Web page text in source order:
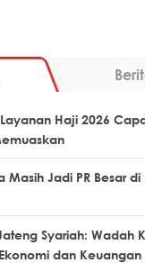
Haji 2026
Masih Jadi PR Besar
Syariah: Wadah
dan Keuangan